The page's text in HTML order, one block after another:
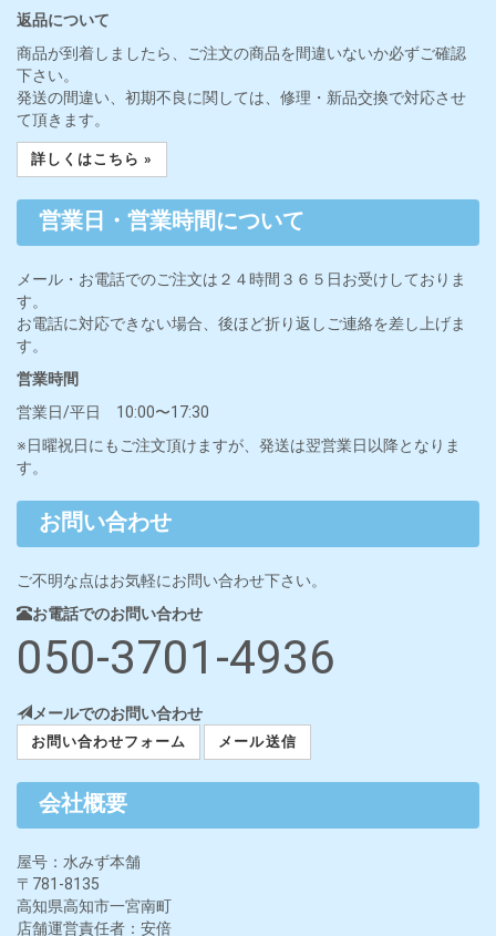
返品について
商品が到着しましたら、ご注文の商品を間違いないか必ずご確認
下さい。
発送の間違い、初期不良に関しては、修理・新品交換で対応させ
て頂きます。
詳しくはこちら »
営業日・営業時間について
メール・お電話でのご注文は２４時間３６５日お受けしておりま
す。
お電話に対応できない場合、後ほど折り返しご連絡を差し上げま
す。
営業時間
営業日/平日 10:00〜17:30
※日曜祝日にもご注文頂けますが、発送は翌営業日以降となりま
す。
お問い合わせ
ご不明な点はお気軽にお問い合わせ下さい。
お電話でのお問い合わせ
050-3701-4936
メールでのお問い合わせ
お問い合わせフォーム メール送信
会社概要
屋号：水みず本舗
〒781-8135
高知県高知市一宮南町
店舗運営責任者：安倍